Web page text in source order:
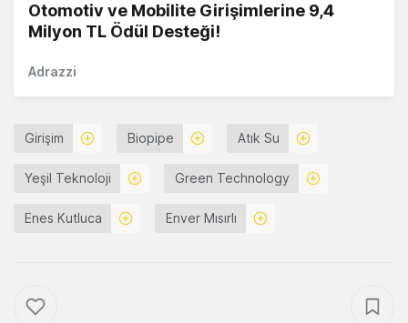
Otomotiv ve Mobilite Girişimlerine 9,4
Milyon TL Ödül Desteği!
Adrazzi
Girişim Biopipe Atık Su
Yeşil Teknoloji Green Technology
Enes Kutluca Enver Mısırlı